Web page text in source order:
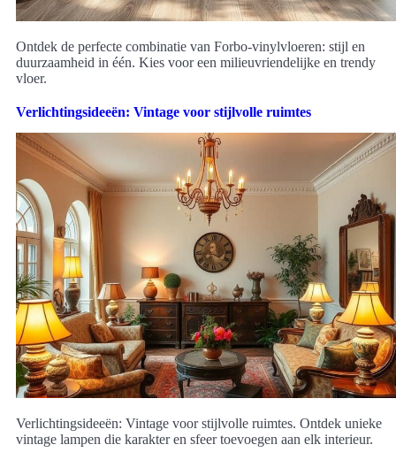
Ontdek de perfecte combinatie van Forbo-vinylvloeren: stijl en
duurzaamheid in één. Kies voor een milieuvriendelijke en trendy
vloer.
Verlichtingsideeën: Vintage voor stijlvolle ruimtes
Verlichtingsideeën: Vintage voor stijlvolle ruimtes. Ontdek unieke
vintage lampen die karakter en sfeer toevoegen aan elk interieur.